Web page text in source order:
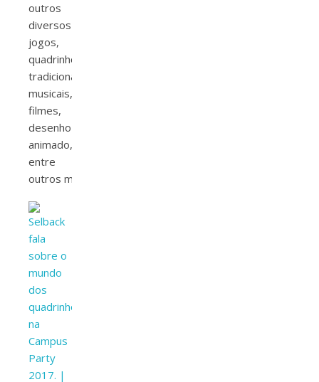
outros
diversos
jogos,
quadrinhos
tradicionais,
musicais,
filmes,
desenho
animado,
entre
outros meios.